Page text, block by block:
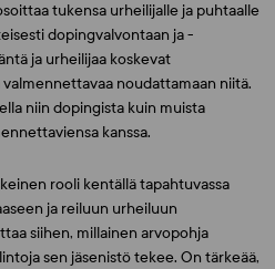
tukensa urheilijalle ja puhtaalle
dopingvalvontaan ja -
ja urheilijaa koskevat
noudattamaan niitä.
niin dopingista kuin muista
kanssa.
rooli kentällä tapahtuvassa
ja reiluun urheiluun
siihen, millainen arvopohja
sen jäsenistö tekee. On tärkeää,